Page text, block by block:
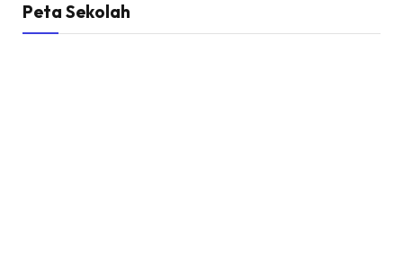
Peta Sekolah